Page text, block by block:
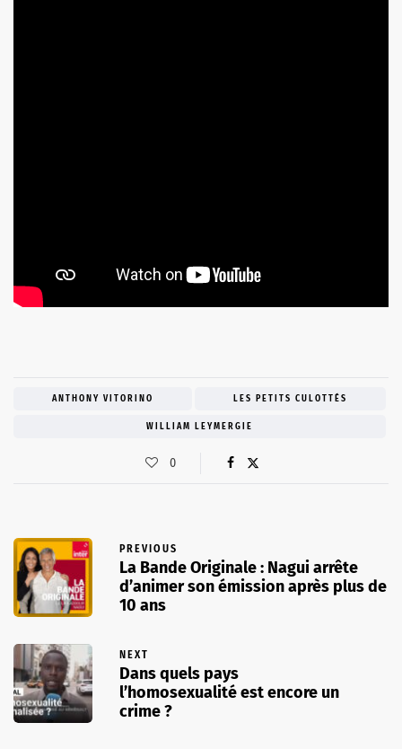
ANTHONY VITORINO LES PETITS CULOTTÉS
WILLIAM LEYMERGIE
0
PREVIOUS
La Bande Originale : Nagui arrête
d’animer son émission après plus de
10 ans
NEXT
Dans quels pays
l’homosexualité est encore un
crime ?